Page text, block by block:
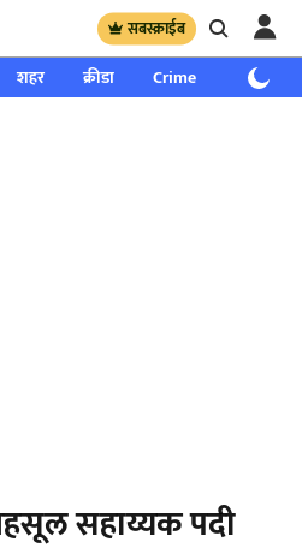
सबस्क्राईब
शहर क्रीडा Crime साप्ताहिक
सहाय्यक पदी